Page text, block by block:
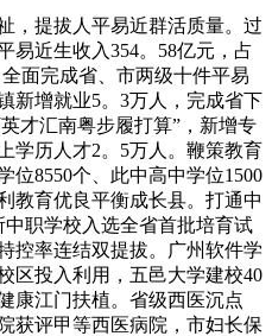
提拔人平易近群活质量。过
易近生收入354。58亿元，占
面完成省、市两级十件平易
新增就业5。3万人，完成省下
才汇南粤步履打算”，新增专
学历人才2。5万人。鞭策教育
位8550个、此中高中学位1500
教育优良平衡成长县。打通中
职学校入选全省首批培育试
控率连结双提拔。广州软件学
区投入利用，五邑大学建校40
康江门扶植。省级西医沉点
获评甲等西医病院，市妇长保